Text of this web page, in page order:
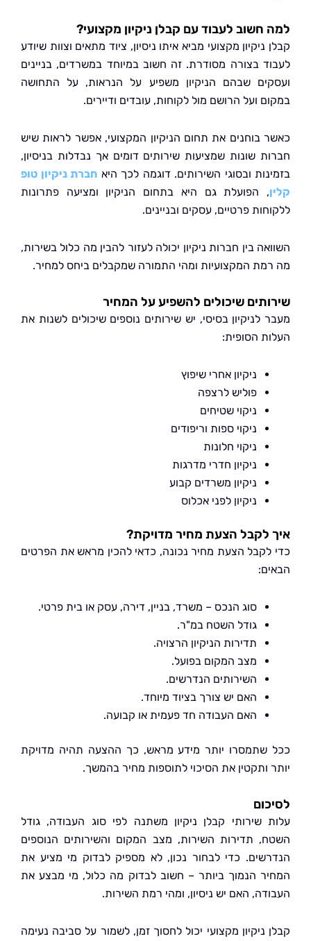
לעבוד עם קבלן ניקיון מקצועי?
ניקיון מקצועי מביא איתו ניסיון, ציוד מתאים וצוות שיודע
בצורה מסודרת. זה חשוב במיוחד במשרדים, בניינים
שבהם הניקיון משפיע על הנראות, על התחושה
ועל הרושם מול לקוחות, עובדים ודיירים.
בוחנים את תחום הניקיון המקצועי, אפשר לראות שיש
שונות שמציעות שירותים דומים אך נבדלות בניסיון,
ובסוגי השירותים. דוגמה לכך היאחברת ניקיון טופ
, הפועלת גם היא בתחום הניקיון ומציעה פתרונות
פרטיים, עסקים ובניינים.
בין חברות ניקיון יכולה לעזור להבין מה כלול בשירות,
המקצועיות ומהי התמורה שמקבלים ביחס למחיר.
שיכולים להשפיע על המחיר
לניקיון בסיסי, יש שירותים נוספים שיכולים לשנות את
הסופית:
ניקיון אחרי שיפוץ
פוליש לרצפה
ניקוי שטיחים
ניקוי ספות וריפודים
ניקוי חלונות
ניקיון חדרי מדרגות
ניקיון משרדים קבוע
ניקיון לפני אכלוס
לקבל הצעת מחיר מדויקת?
הצעת מחיר נכונה, כדאי להכין מראש את הפרטים
סוג הנכס – משרד, בניין, דירה, עסק או בית פרטי.
גודל השטח במ"ר.
תדירות הניקיון הרצויה.
מצב המקום בפועל.
השירותים הנדרשים.
האם יש צורך בציוד מיוחד.
האם העבודה חד פעמית או קבועה.
שתמסרו יותר מידע מראש, כך ההצעה תהיה מדויקת
ותקטין את הסיכוי לתוספות מחיר בהמשך.
שירותי קבלן ניקיון משתנה לפי סוג העבודה, גודל
תדירות השירות, מצב המקום והשירותים הנוספים
כדי לבחור נכון, לא מספיק לבדוק מי מציע את
הנמוך ביותר – חשוב לבדוק מה כלול, מי מבצע את
האם יש ניסיון, ומהי רמת השירות.
ניקיון מקצועי יכול לחסוך זמן, לשמור על סביבה נעימה